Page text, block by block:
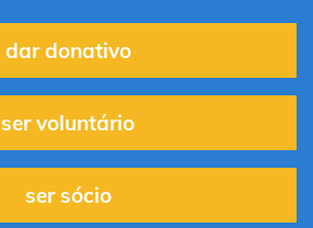
dar donativo
ser voluntário
ser sócio